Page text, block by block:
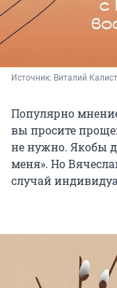
Источник: Виталий
Популярно
вы просите
не нужно. Якобы
меня». Но
случай